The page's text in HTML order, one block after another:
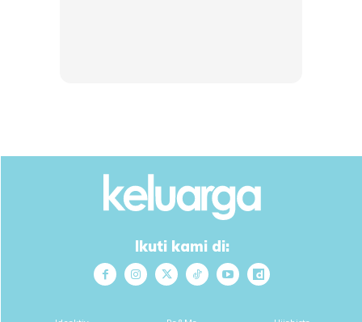
penyakit mentalnya.
“Mohd Aris yang sering merayau pula setiap bulan perlu
disuntik ubat penenang kerana dia agresif,” katanya.
Ikuti kami di: